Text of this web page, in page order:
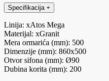
Specifikacija +
Linija: xAtos Mega
Materijal: xGranit
Mera ormarića (mm): 500
Dimenzije (mm): 860x500
Otvor sifona (mm): Ø90
Dubina korita (mm): 200